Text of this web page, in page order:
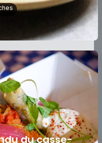
du casse-